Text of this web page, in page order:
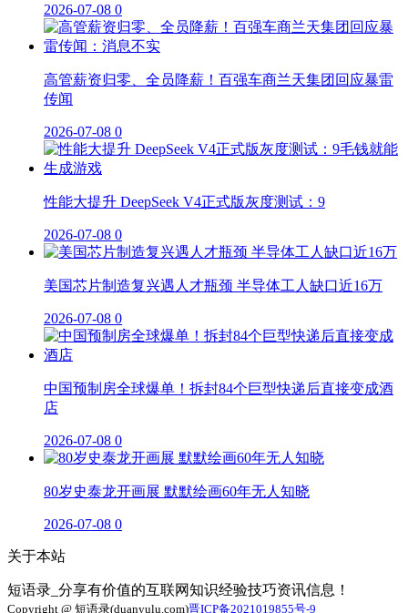
2026-07-08 0
高管薪资归零、全员降薪！百强车商兰天集团回应暴雷
传闻
2026-07-08 0
性能大提升 DeepSeek V4正式版灰度测试：9
2026-07-08 0
美国芯片制造复兴遇人才瓶颈 半导体工人缺口近16万
2026-07-08 0
中国预制房全球爆单！拆封84个巨型快递后直接变成酒
店
2026-07-08 0
80岁史泰龙开画展 默默绘画60年无人知晓
2026-07-08 0
关于本站
短语录_分享有价值的互联网知识经验技巧资讯信息！
Copyright @ 短语录(duanyulu.com)晋ICP备2021019855号-9